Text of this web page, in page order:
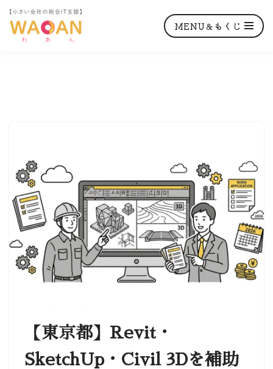
へ
ス
キ
ッ
プ
MENU＆もくじ
【東京都】Revit・
SketchUp・Civil 3Dを補助